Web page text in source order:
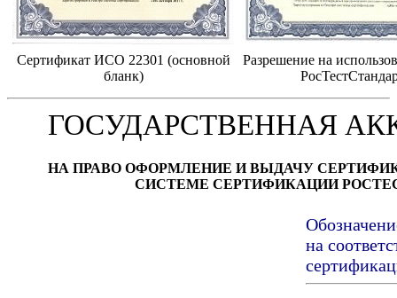
Сертификат ИСО 22301 (основной
бланк)
Разрешение на
ГОСУДАРСТВЕННАЯ
НА ПРАВО ОФОРМЛЕНИЕ И ВЫДАЧУ
СИСТЕМЕ СЕРТИФИКАЦИИ
на